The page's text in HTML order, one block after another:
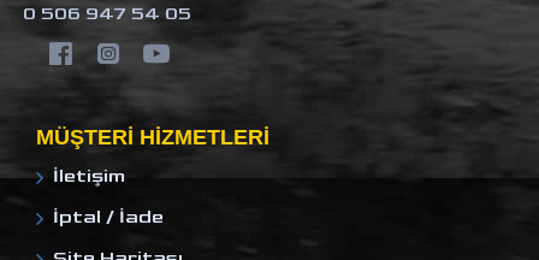
0 506 947 54 05
MÜŞTERI HIZMETLERI
İletişim
İptal / İade